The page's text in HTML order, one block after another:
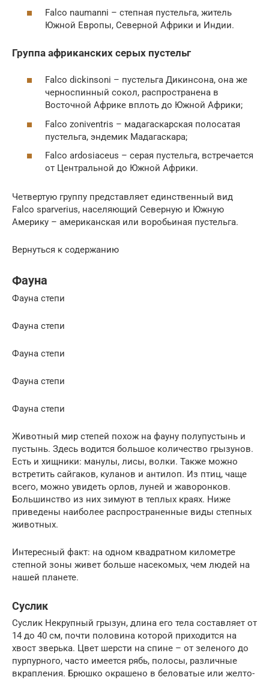
Falco naumanni – степная пустельга, житель
Южной Европы, Северной Африки и Индии.
Группа африканских серых пустельг
Falco dickinsoni – пустельга Дикинсона, она же
черноспинный сокол, распространена в
Восточной Африке вплоть до Южной Африки;
Falco zoniventris – мадагаскарская полосатая
пустельга, эндемик Мадагаскара;
Falco ardosiaceus – серая пустельга, встречается
от Центральной до Южной Африки.
Четвертую группу представляет единственный вид
Falco sparverius, населяющий Северную и Южную
Америку – американская или воробьиная пустельга.
Вернуться к содержанию
Фауна
Фауна степи
Фауна степи
Фауна степи
Фауна степи
Фауна степи
Животный мир степей похож на фауну полупустынь и
пустынь. Здесь водится большое количество грызунов.
Есть и хищники: манулы, лисы, волки. Также можно
встретить сайгаков, куланов и антилоп. Из птиц, чаще
всего, можно увидеть орлов, луней и жаворонков.
Большинство из них зимуют в теплых краях. Ниже
приведены наиболее распространенные виды степных
животных.
Интересный факт: на одном квадратном километре
степной зоны живет больше насекомых, чем людей на
нашей планете.
Суслик
Суслик Некрупный грызун, длина его тела составляет от
14 до 40 см, почти половина которой приходится на
хвост зверька. Цвет шерсти на спине – от зеленого до
пурпурного, часто имеется рябь, полосы, различные
вкрапления. Брюшко окрашено в беловатые или желто-